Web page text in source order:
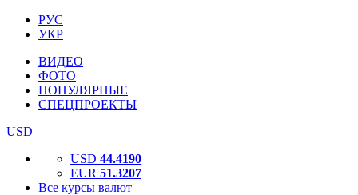
РУС
УКР
ВИДЕО
ФОТО
ПОПУЛЯРНЫЕ
СПЕЦПРОЕКТЫ
USD
USD 44.4190
EUR 51.3207
Все курсы валют